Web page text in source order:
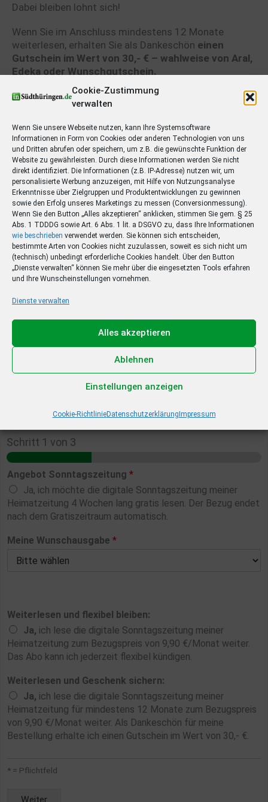
Cookie-Zustimmung
verwalten
Wenn Sie unsere Webseite nutzen, kann Ihre Systemsoftware
Informationen in Form von Cookies oder anderen Technologien von uns
und Dritten abrufen oder speichern, um z.B. die gewünschte Funktion der
Website zu gewährleisten. Durch diese Informationen werden Sie nicht
direkt identifiziert. Die Informationen (z.B. IP-Adresse) nutzen wir, um
personalisierte Werbung anzuzeigen, mit Hilfe von Nutzungsanalyse
Erkenntnisse über Zielgruppen und Produktentwicklungen zu gewinnen
sowie den Erfolg unseres Marketings zu messen (Conversionmessung).
Wenn Sie den Button „Alles akzeptieren“ anklicken, stimmen Sie gem. § 25
Abs. 1 TDDDG sowie Art. 6 Abs. 1 lit. a DSGVO zu, dass Ihre Informationen
wie beschrieben verwendet werden. Sie können sich entscheiden,
bestimmte Arten von Cookies nicht zuzulassen, soweit es sich nicht um
(technisch) unbedingt erforderliche Cookies handelt. Über den Button
„Dienste verwalten“ können Sie mehr über die eingesetzten Tools erfahren
und Ihre Wunscheinstellungen vornehmen.
Dienste verwalten
Alles akzeptieren
Ablehnen
Einstellungen anzeigen
Cookie-RichtlinieDatenschutzerklärungImpressum
Dabei bleiben lohnt sich!
Wenn Sie im Anschluss mindestens 12 Monate
weiterlesen, erhalten Sie als Dankeschön einen
Gutschein im Wert von 30,- € – wahlweise von Aral,
Edeka oder Wunschgutschein.
Das Angebot endet am 31. März 2026.
Schritt 1 von 3
Angebot Sonntagszeitung *
Ja, ich möchte die digitale Sonntagszeitung meiner
Heimatzeitung 4 Wochen lang gratis lesen. Der Bezug endet
nach dem Gratiszeitraum automatisch.
Meine Wunschausgabe *
Weiterlesen und flexibel bleiben:
Ja, ich lese die digitale Sonntagszeitung meiner
Heimatzeitung zum Bezugspreis von 9,90 €/Monat weiter.
Das Abo kann ich jederzeit flexibel kündigen.
Weiterlesen und Geschenk sichern:
Ja, ich lese die digitale Sonntagszeitung meiner
Heimatzeitung für mindestens 12 Monate zum Bezugspreis
von 9,90 €/Monat weiter. Als Dankeschön für meine
Bestellung erhalte ich einen Gutschein im Wert von 30,- €.
* = Pflichtfeld
Weiter